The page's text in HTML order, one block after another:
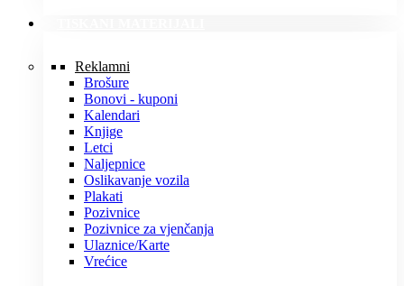
Reklamni
Brošure
Bonovi - kuponi
Kalendari
Knjige
Letci
Naljepnice
Oslikavanje vozila
Plakati
Pozivnice
Pozivnice za vjenčanja
Ulaznice/Karte
Vrećice